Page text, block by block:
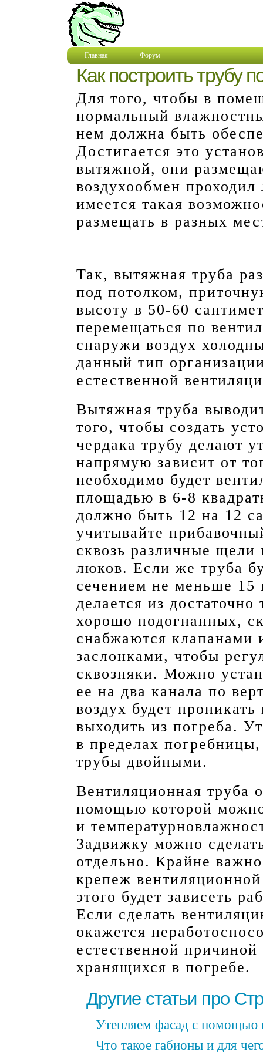
Главная Форум
Как построить трубу
Для того, чтобы в
нормальный
нем должна быть
Достигается это
вытяжной, они
воздухообмен
имеется такая
размещать в разных
Так, вытяжная труба
под потолком,
высоту в 50-60
перемещаться по
снаружи воздух
данный тип
естественной
Вытяжная труба
того, чтобы создать
чердака трубу делают
напрямую зависит от
необходимо будет
площадью в 6-8
должно быть 12 на 12
учитывайте
сквозь различные щели
люков. Если же труба
сечением не меньше 15
делается из
хорошо подогнанных,
снабжаются клапанами
заслонками, чтобы
сквозняки. Можно
ее на два канала по
воздух будет
выходить из погреба.
в пределах
трубы двойными.
Вентиляционная труба
помощью которой
и
Задвижку можно
отдельно. Крайне
крепеж
этого будет зависеть
Если сделать
окажется
естественной
хранящихся в погребе.
Другие статьи про
Утепляем фасад с помощью
Что такое габионы и для